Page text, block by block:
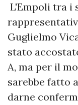
L'Empoli tra i
Guglielmo
stato
A, ma per il
sarebbe fatto
darne